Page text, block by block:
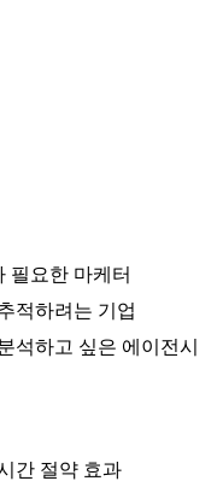
필요한 마케터
적하려는 기업
석하고 싶은 에이전시
간 절약 효과